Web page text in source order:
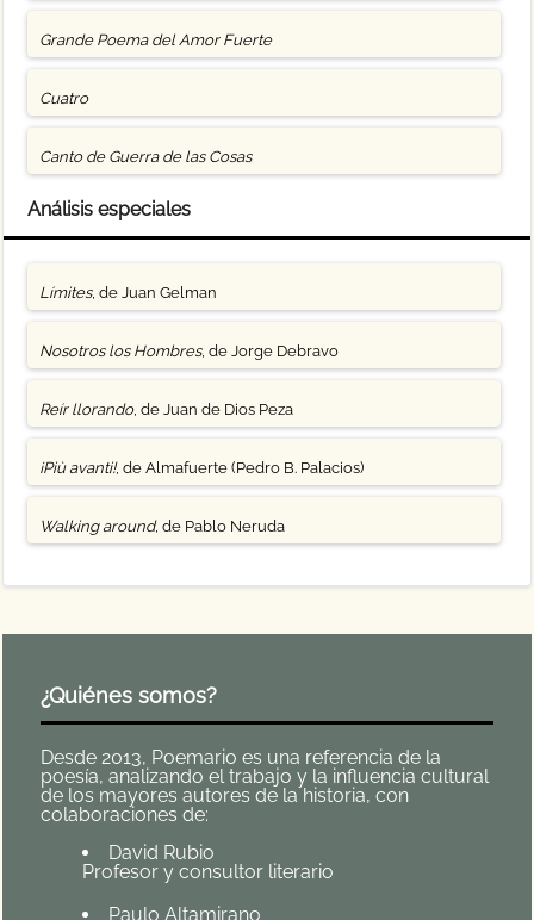
Grande Poema del Amor Fuerte
Cuatro
Canto de Guerra de las Cosas
Análisis especiales
Límites, de Juan Gelman
Nosotros los Hombres, de Jorge Debravo
Reír llorando, de Juan de Dios Peza
¡Più avanti!, de Almafuerte (Pedro B. Palacios)
Walking around, de Pablo Neruda
¿Quiénes somos?
Desde 2013, Poemario es una referencia de la
poesía, analizando el trabajo y la influencia cultural
de los mayores autores de la historia, con
colaboraciones de:
David Rubio
Profesor y consultor literario
Paulo Altamirano